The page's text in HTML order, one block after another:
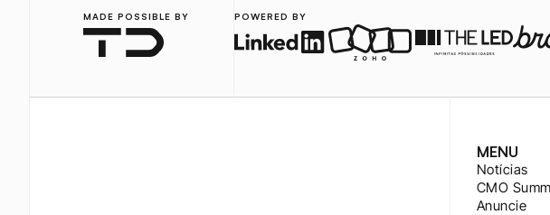
MADE POSSIBLE BY POWERED BY
MENU
Notícias
CMO
Anuncie